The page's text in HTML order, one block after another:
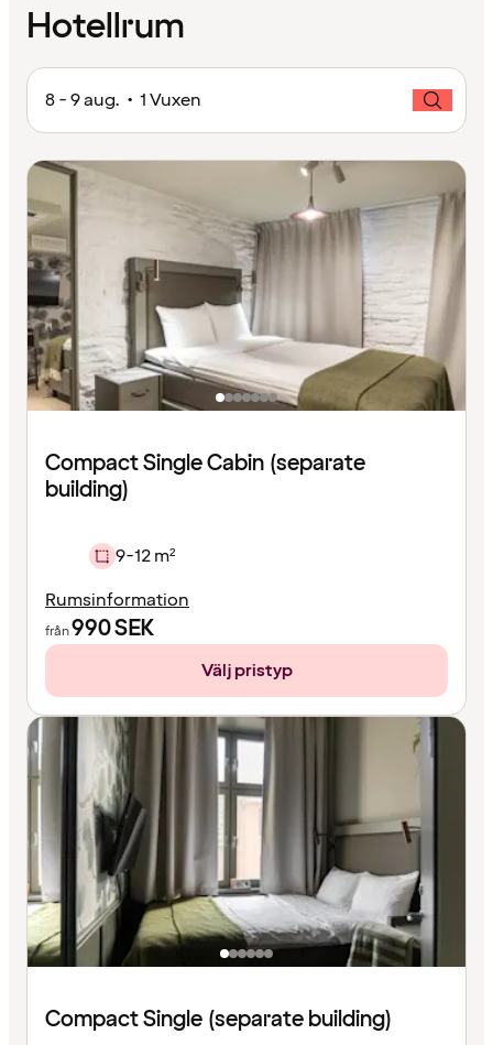
Hotellrum
8 - 9 aug. • 1 Vuxen
Compact Single Cabin (separate
building)
9-12 m²
Rumsinformation
från990SEK
Välj pristyp
Compact Single (separate building)